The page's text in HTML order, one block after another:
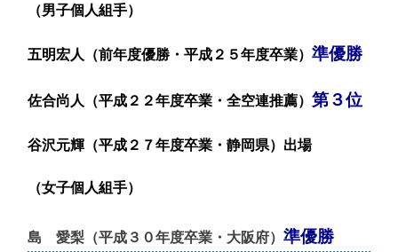
（男子個人組手）
五明宏人（前年度優勝・平成２５年度卒業） 準優勝
佐合尚人（平成２２年度卒業・全空連推薦） 第３位
谷沢元輝（平成２７年度卒業・静岡県）出場
（女子個人組手）
島 愛梨（平成３０年度卒業・大阪府） 準優勝